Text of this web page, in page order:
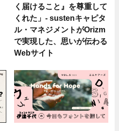
く届けること』を尊重して
くれた」- sustenキャピタ
ル・マネジメントがOrizm
で実現した、思いが伝わる
Webサイト